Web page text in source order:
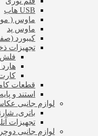
USB هاب
ماوس (
ماوس پد
کیبورد
تجهیزات
قطعات
استند و
لوازم جانبی
باتری،
تجهیزات
لوازم جانبی